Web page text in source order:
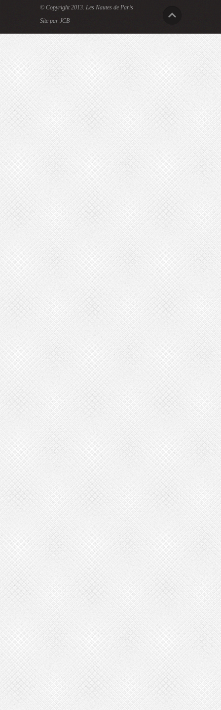
© Copyright 2013. Les Nautes de Paris
Site par JCB